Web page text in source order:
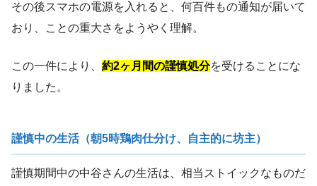
その後スマホの電源を入れると、何百件もの通知が届いて
おり、ことの重大さをようやく理解。
この一件により、 約2ヶ月間の謹慎処分を受けることにな
りました。
謹慎中の生活（朝5時鶏肉仕分け、自主的に坊主）
謹慎期間中の中谷さんの生活は、相当ストイックなものだ